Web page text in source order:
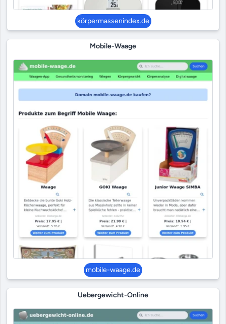
körpermassenindex.de
Mobile-Waage
mobile-waage.de
Uebergewicht-Online